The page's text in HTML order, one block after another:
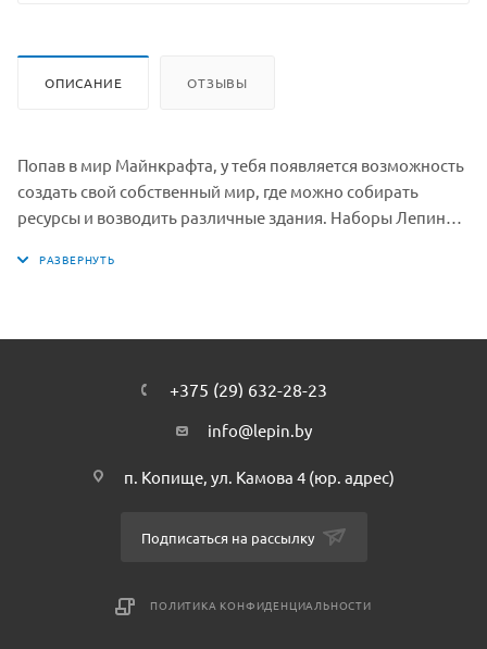
ОПИСАНИЕ ОТЗЫВЫ
Попав в мир Майнкрафта, у тебя появляется возможность
создать свой собственный мир, где можно собирать
ресурсы и возводить различные здания. Наборы Лепин
онлайн игры Майнкрафт. Игровой набор под названием
+375 (29) 632-28-23
info@lepin.by
п. Копище, ул. Камова 4 (юр. адрес)
Подписаться на рассылку
ПОЛИТИКА КОНФИДЕНЦИАЛЬНОСТИ